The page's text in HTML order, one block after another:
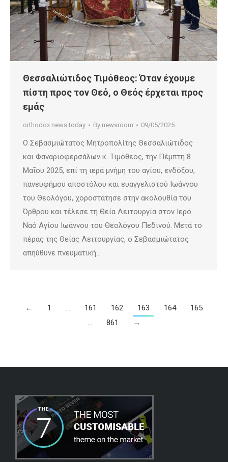
Θεσσαλιώτιδος Τιμόθεος: Όταν έχουμε
πίστη προς τον Θεό, ο Θεός έρχεται προς
εμάς
orthodox news today By newsroom 09/05/2025
Ο Σεβασμιώτατος Μητροπολίτης Θεσσαλιώτιδος
και Φαναριοφερσάλων κ. Τιμόθεος, την Πέμπτη 8
Μαΐου 2025, επί τη ιερά μνήμη του αγίου, ενδόξου,
πανευφήμου αποστόλου και ευαγγελιστού Ιωάννου
του Θεολόγου, χοροστάτησε στην ακολουθία του
Όρθρου και τέλεσε τη Θεία Λειτουργία στον Ιερό
Ναό Αγίου Ιωάννου του Θεολόγου Πεδινού. Μετά το
πέρας της Θείας Λειτουργίας, ο Σεβασμιώτατος
απηύθυνε πνευματική…
← 1 … 161 162 163 164
165
…
861 →